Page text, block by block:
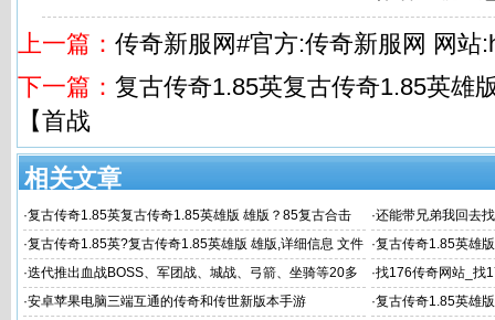
上一篇： 传奇新服网#官方:传奇新服网 网站
下一篇： 复古传奇1.85英复古传奇1.85英雄
【首战
相关文章
·复古传奇1.85英复古传奇1.85英雄版 雄版？85复古合击
【首战
·还能带兄弟我回去
·复古传奇1.85英?复古传奇1.85英雄版 雄版,详细信息 文件
大小
·复古传奇1.85英雄
雄版 复古传
·迭代推出血战BOSS、军团战、城战、弓箭、坐骑等20多 ·找176传奇网站_找
网_新开1.76复
·安卓苹果电脑三端互通的传奇和传世新版本手游 ·复古传奇1.85英雄